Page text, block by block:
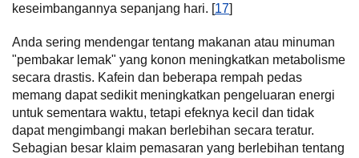
keseimbangannya sepanjang hari. [17]
Anda sering mendengar tentang makanan atau minuman
"pembakar lemak" yang konon meningkatkan metabolisme
secara drastis. Kafein dan beberapa rempah pedas
memang dapat sedikit meningkatkan pengeluaran energi
untuk sementara waktu, tetapi efeknya kecil dan tidak
dapat mengimbangi makan berlebihan secara teratur.
Sebagian besar klaim pemasaran yang berlebihan tentang